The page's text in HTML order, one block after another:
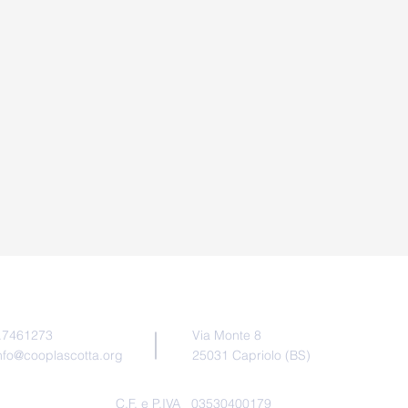
Via Monte 8
25031 Capriolo (BS)
C.F. e P.IVA 03530400179